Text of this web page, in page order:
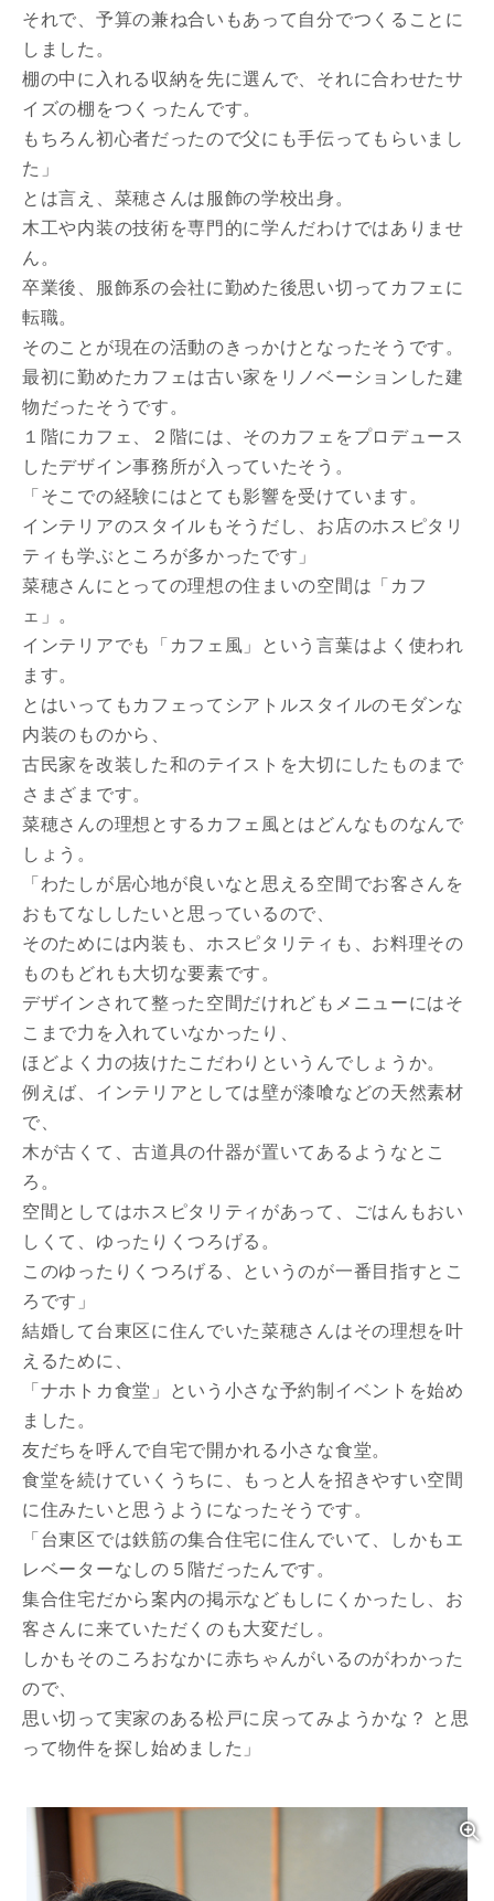
それで、予算の兼ね合いもあって自分でつくることに
しました。
棚の中に入れる収納を先に選んで、それに合わせたサ
イズの棚をつくったんです。
もちろん初心者だったので父にも手伝ってもらいまし
た」
とは言え、菜穂さんは服飾の学校出身。
木工や内装の技術を専門的に学んだわけではありませ
ん。
卒業後、服飾系の会社に勤めた後思い切ってカフェに
転職。
そのことが現在の活動のきっかけとなったそうです。
最初に勤めたカフェは古い家をリノベーションした建
物だったそうです。
１階にカフェ、２階には、そのカフェをプロデュース
したデザイン事務所が入っていたそう。
「そこでの経験にはとても影響を受けています。
インテリアのスタイルもそうだし、お店のホスピタリ
ティも学ぶところが多かったです」
菜穂さんにとっての理想の住まいの空間は「カフ
ェ」。
インテリアでも「カフェ風」という言葉はよく使われ
ます。
とはいってもカフェってシアトルスタイルのモダンな
内装のものから、
古民家を改装した和のテイストを大切にしたものまで
さまざまです。
菜穂さんの理想とするカフェ風とはどんなものなんで
しょう。
「わたしが居心地が良いなと思える空間でお客さんを
おもてなししたいと思っているので、
そのためには内装も、ホスピタリティも、お料理その
ものもどれも大切な要素です。
デザインされて整った空間だけれどもメニューにはそ
こまで力を入れていなかったり、
ほどよく力の抜けたこだわりというんでしょうか。
例えば、インテリアとしては壁が漆喰などの天然素材
で、
木が古くて、古道具の什器が置いてあるようなとこ
ろ。
空間としてはホスピタリティがあって、ごはんもおい
しくて、ゆったりくつろげる。
このゆったりくつろげる、というのが一番目指すとこ
ろです」
結婚して台東区に住んでいた菜穂さんはその理想を叶
えるために、
「ナホトカ食堂」という小さな予約制イベントを始め
ました。
友だちを呼んで自宅で開かれる小さな食堂。
食堂を続けていくうちに、もっと人を招きやすい空間
に住みたいと思うようになったそうです。
「台東区では鉄筋の集合住宅に住んでいて、しかもエ
レベーターなしの５階だったんです。
集合住宅だから案内の掲示などもしにくかったし、お
客さんに来ていただくのも大変だし。
しかもそのころおなかに赤ちゃんがいるのがわかった
ので、
思い切って実家のある松戸に戻ってみようかな？ と思
って物件を探し始めました」